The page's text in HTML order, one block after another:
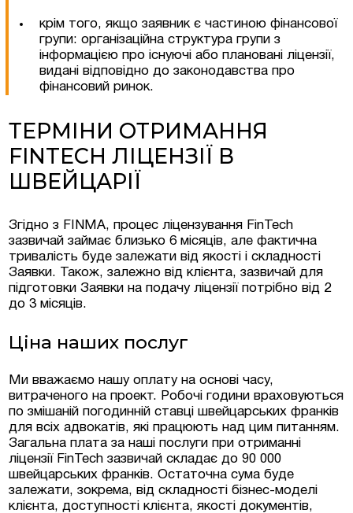
крім того, якщо заявник є частиною фінансової
групи: організаційна структура групи з
інформацією про існуючі або плановані ліцензії,
видані відповідно до законодавства про
фінансовий ринок.
ТЕРМІНИ ОТРИМАННЯ
FINTECH ЛІЦЕНЗІЇ В
ШВЕЙЦАРІЇ
Згідно з FINMA, процес ліцензування FinTech
зазвичай займає близько 6 місяців, але фактична
тривалість буде залежати від якості і складності
Заявки. Також, залежно від клієнта, зазвичай для
підготовки Заявки на подачу ліцензії потрібно від 2
до 3 місяців.
Ціна наших послуг
Ми вважаємо нашу оплату на основі часу,
витраченого на проект. Робочі години враховуються
по змішаній погодинній ставці швейцарських франків
для всіх адвокатів, які працюють над цим питанням.
Загальна плата за наші послуги при отриманні
ліцензії FinTech зазвичай складає до 90 000
швейцарських франків. Остаточна сума буде
залежати, зокрема, від складності бізнес-моделі
клієнта, доступності клієнта, якості документів,